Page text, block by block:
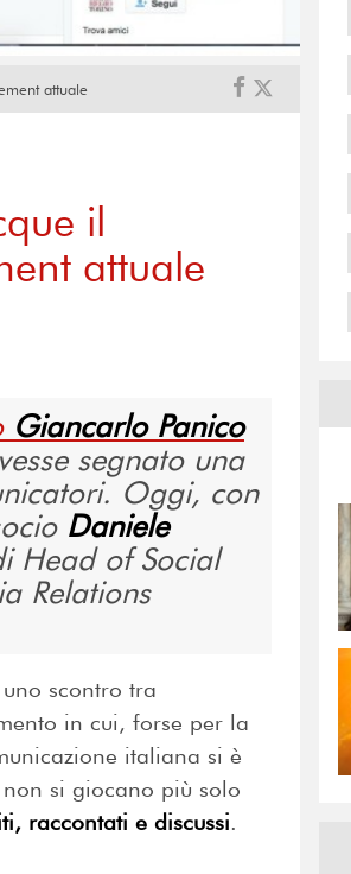
attuale
il
attuale
Giancarlo Panico
segnato una
Oggi, con
Daniele
Head of Social
Relations
scontro tra
in cui, forse per la
italiana si è
si giocano più solo
raccontati e discussi.